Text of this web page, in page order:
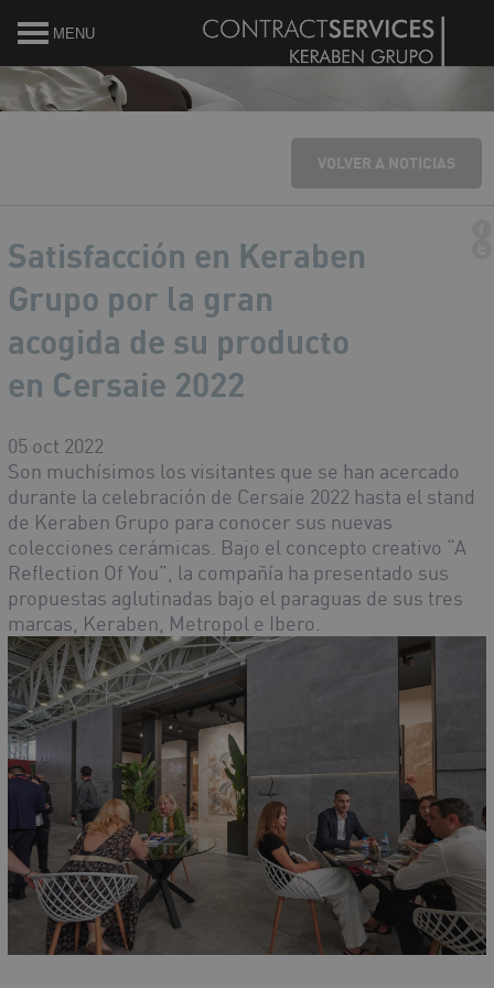
MENU
VOLVER A NOTICIAS
Satisfacción en Keraben
Grupo por la gran
acogida de su producto
en Cersaie 2022
05 oct 2022
Son muchísimos los visitantes que se han acercado
durante la celebración de Cersaie 2022 hasta el stand
de Keraben Grupo para conocer sus nuevas
colecciones cerámicas. Bajo el concepto creativo “A
Reflection Of You”, la compañía ha presentado sus
propuestas aglutinadas bajo el paraguas de sus tres
marcas, Keraben, Metropol e Ibero.